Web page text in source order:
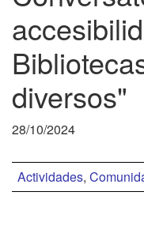
diversos"
28/10/2024
Actividades,